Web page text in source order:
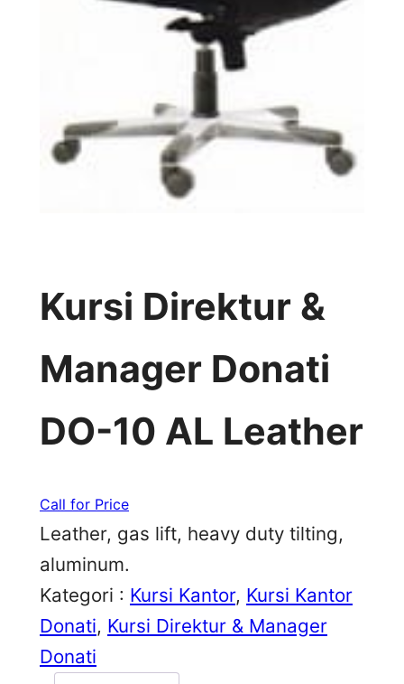
Kursi Direktur &
Manager Donati
DO-10 AL Leather
Call for Price
Leather, gas lift, heavy duty tilting,
aluminum.
Kategori : Kursi Kantor, Kursi Kantor
Donati, Kursi Direktur & Manager
Donati